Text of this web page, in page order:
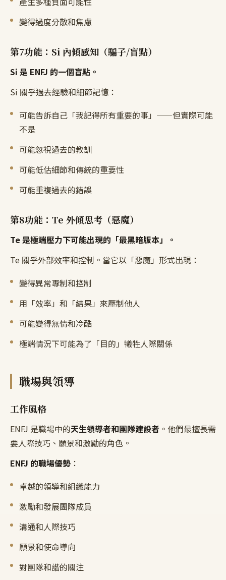
變得過度分散和焦慮
第7功能：Si 內傾感知（騙子/盲點）
Si 是 ENFJ 的一個盲點。
Si 關乎過去經驗和細節記憶：
可能告訴自己「我記得所有重要的事」——但實際可能
不是
可能忽視過去的教訓
可能低估細節和傳統的重要性
可能重複過去的錯誤
第8功能：Te 外傾思考（惡魔）
Te 是極端壓力下可能出現的「最黑暗版本」。
Te 關乎外部效率和控制。當它以「惡魔」形式出現：
變得異常專制和控制
用「效率」和「結果」來壓制他人
可能變得無情和冷酷
極端情況下可能為了「目的」犧牲人際關係
職場與領導
工作風格
ENFJ 是職場中的天生領導者和團隊建設者 。他們最擅長需
要人際技巧、願景和激勵的角色。
ENFJ 的職場優勢 ：
卓越的領導和組織能力
激勵和發展團隊成員
溝通和人際技巧
願景和使命導向
對團隊和諧的關注